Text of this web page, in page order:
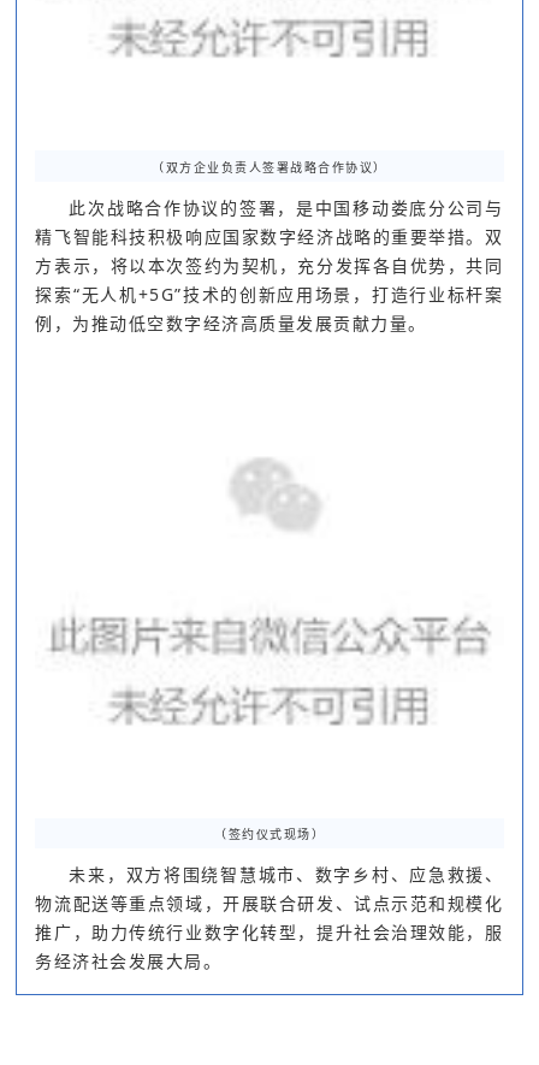
（双方企业负责人签署战略合作协议）
此次战略合作协议的签署，是中国移动娄底分公司与
精飞智能科技积极响应国家数字经济战略的重要举措。双
方表示，将以本次签约为契机，充分发挥各自优势，共同
探索“无人机+5G”技术的创新应用场景，打造行业标杆案
例，为推动低空数字经济高质量发展贡献力量。
（签约仪式现场）
未来，双方将围绕智慧城市、数字乡村、应急救援、
物流配送等重点领域，开展联合研发、试点示范和规模化
推广，助力传统行业数字化转型，提升社会治理效能，服
务经济社会发展大局。